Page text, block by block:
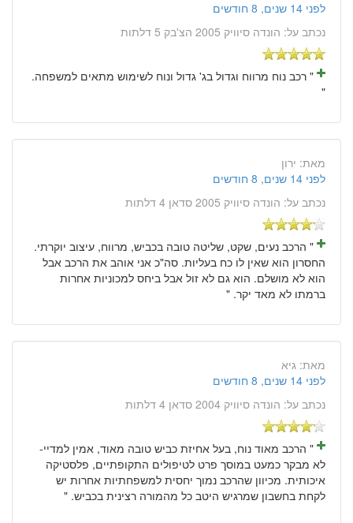
לפני 14 שנים, 8 חודשים
נכתב על: הונדה סיוויק 2005 הצ'בק 5 דלתות
" רכב נוח מרווח וגדול בג' גדול ונוח לשימוש מתאים למשפחה.
"
מאת: ירון
לפני 14 שנים, 8 חודשים
נכתב על: הונדה סיוויק 2005 סדאן 4 דלתות
" הרכב נעים, שקט, שליטה טובה בכביש, מרווח, עיצוב יוקרתי.
החסרון הוא שאין לו כח בעליות. סה"כ אני אוהב את הרכב אבל
הוא לא מושלם. הוא גם לא זול אבל ביחס למכוניות אחרות
ברמתו לא מאד יקר. "
מאת: גיא
לפני 14 שנים, 8 חודשים
נכתב על: הונדה סיוויק 2004 סדאן 4 דלתות
" הרכב מאוד נוח, בעל אחיזת כביש טובה מאוד, אמין למדיי-
לא מבקר כמעט במוסך פרט לטיפולים התקופתיים, פלסטיקה
איכותית. מכיוון שהרכב נמוך יחסית למשפחתיות אחרות יש
לקחת בחשבון שמרגיש היטב כל מהמורה רצינית בכביש. "